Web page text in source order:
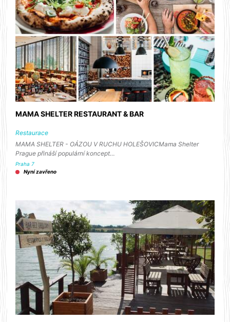
MAMA SHELTER RESTAURANT & BAR
Restaurace
MAMA SHELTER - OÁZOU V RUCHU HOLEŠOVICMama Shelter
Prague přináší populární koncept…
Praha 7
Nyní zavřeno